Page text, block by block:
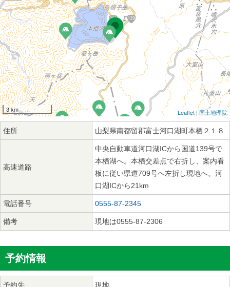
3 km Leaflet|国土地理院
住所 山梨県南都留郡富士河口湖町本栖２１８
高速道路
中央自動車道河口湖ICから国道139号で
本栖湖へ。本栖交差点で右折し、案内看
板に従い県道709号へ左折し現地へ。河
口湖ICから21km
電話番号 0555-87-2345
備考 現地は0555-87-2306
予約情報
予約先 現地